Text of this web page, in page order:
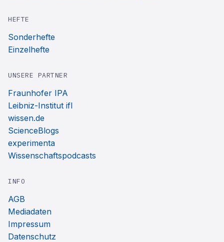
HEFTE
Sonderhefte
Einzelhefte
UNSERE PARTNER
Fraunhofer IPA
Leibniz-Institut ifl
wissen.de
ScienceBlogs
experimenta
Wissenschaftspodcasts
INFO
AGB
Mediadaten
Impressum
Datenschutz